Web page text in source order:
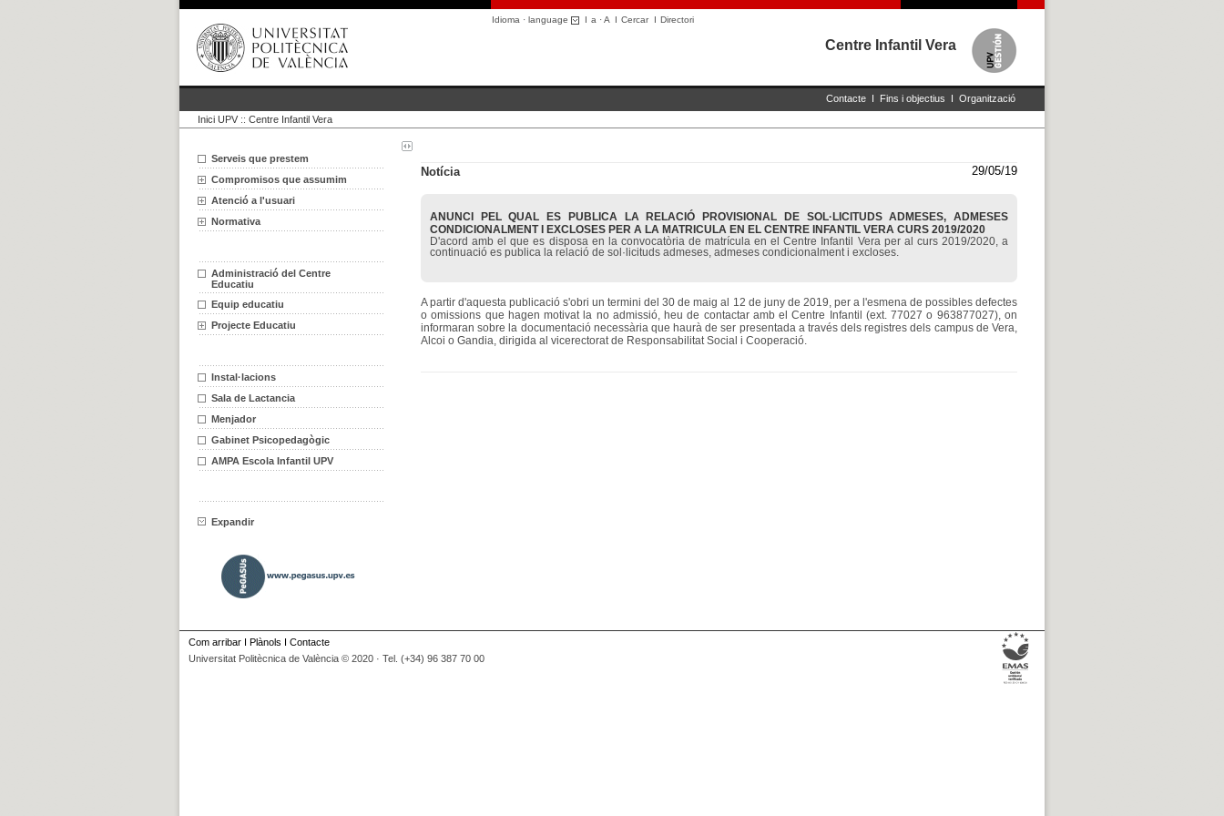
Idioma · language I a ·A I CercarI Directori
Centre Infantil Vera
Contacte I Fins i objectius I Organització
Inici UPV :: Centre Infantil Vera
Serveis que prestem
Compromisos que assumim
Atenció a l'usuari
Normativa
Administració del Centre
Educatiu
Equip educatiu
Projecte Educatiu
Instal·lacions
Sala de Lactancia
Menjador
Gabinet Psicopedagògic
AMPA Escola Infantil UPV
Expandir
29/05/19
Notícia
ANUNCI PEL QUAL ES PUBLICA LA RELACIÓ PROVISIONAL DE SOL·LICITUDS ADMESES, ADMESES
CONDICIONALMENT I EXCLOSES PER A LA MATRICULA EN EL CENTRE INFANTIL VERA CURS 2019/2020
D'acord amb el que es disposa en la convocatòria de matrícula en el Centre Infantil Vera per al curs 2019/2020, a
continuació es publica la relació de sol·licituds admeses, admeses condicionalment i excloses.
A partir d'aquesta publicació s'obri un termini del 30 de maig al 12 de juny de 2019, per a l'esmena de possibles defectes
o omissions que hagen motivat la no admissió, heu de contactar amb el Centre Infantil (ext. 77027 o 963877027), on
informaran sobre la documentació necessària que haurà de ser presentada a través dels registres dels campus de Vera,
Alcoi o Gandia, dirigida al vicerectorat de Responsabilitat Social i Cooperació.
Com arribar I Plànols I Contacte
Universitat Politècnica de València © 2020 · Tel. (+34) 96 387 70 00